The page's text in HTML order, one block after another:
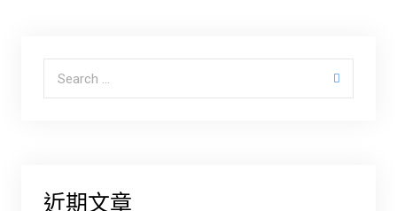
近期文章